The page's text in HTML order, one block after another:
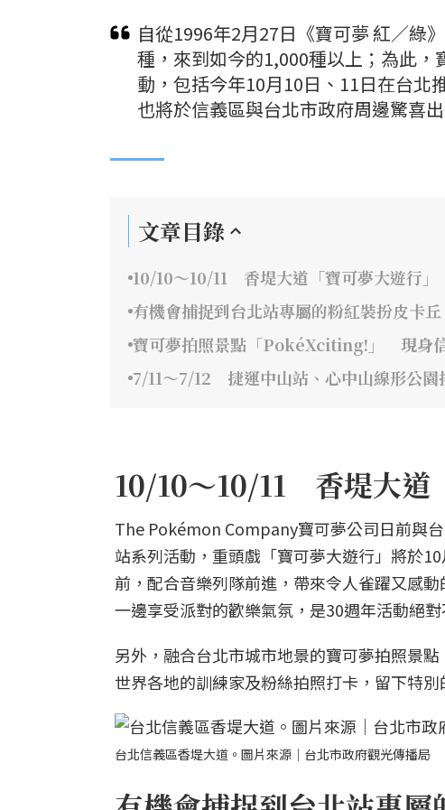
自從1996年2月27日《寶可夢 紅／綠
種，來到如今的1,000種以上；為此
動，包括今年10月10日、11日在台北
也將於信義區與台北市政府周邊驚喜出
文章目錄
10/10～10/11 香堤大道「寶可夢大遊行」
有機會捕捉到台北站專屬的粉紅裝扮皮卡丘
寶可夢拍照景點「PokéXciting!」 現身
7/11～7/12 捷運中山站、心中山線形公園
10/10～10/11 香堤大道
The Pokémon Company寶可夢公司日前與
站系列活動，重頭戲「寶可夢大遊行」將於
前，配合音樂列隊前進，帶來令人雀躍又感
一邊享受派對的歡樂氣氛，是30週年活動絕對
另外，融合台北市城市地景的寶可夢拍照景
世界各地的訓練家及粉絲拍照打卡，留下特別
台北信義區香堤大道。圖片來源｜台北市政府觀光傳播局